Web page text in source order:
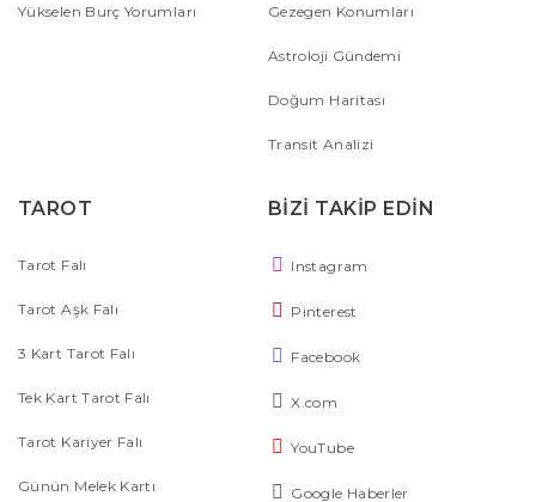
Yükselen Burç Yorumları Gezegen Konumları
Astroloji Gündemi
Doğum Haritası
Transit Analizi
TAROT
Tarot Falı
Tarot Aşk Falı
3 Kart Tarot Falı
Tek Kart Tarot Falı
Tarot Kariyer Falı
Günün Melek Kartı
BİZİ TAKİP EDİN
Instagram
Pinterest
Facebook
X.com
YouTube
Google Haberler